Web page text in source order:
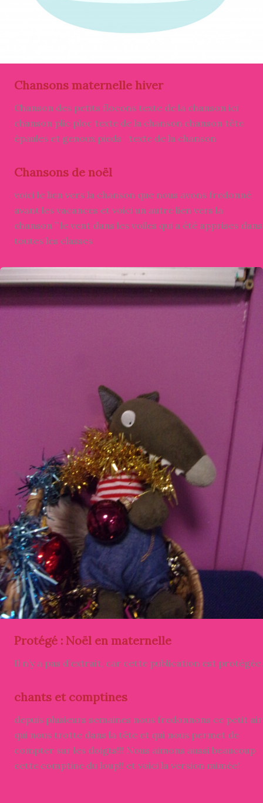
Chansons maternelle hiver
Chanson des petits flocons texte de la chanson ici
chanson plic ploc texte de la chanson chanson tête
épaules et genoux pieds texte de la chanson
Chansons de noël
voici le lien vers la chanson que nous avons fredonné
avant les vacances et voici un autre lien vers la
chanson ” le vent dans les voiles qui a été apprises dans
toutes les classes
Protégé : Noël en maternelle
Il n’y a pas d’extrait, car cette publication est protégée.
chants et comptines
depuis plusieurs semaines nous fredonnons ce petit air
qui nous trotte dans la tête et qui nous permet de
compter sur les doigts!!! Nous aimons aussi beaucoup
cette comptine du loup!! et voici la version mimée!